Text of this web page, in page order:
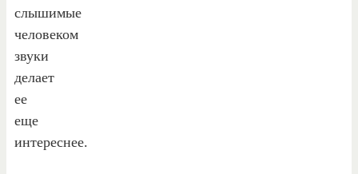
слышимые
человеком
звуки
делает
ее
еще
интереснее.